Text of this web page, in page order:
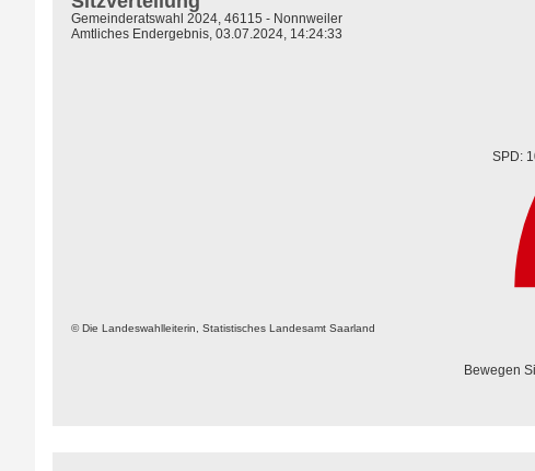
SPD:
© Die Landeswahlleiterin, Statistisches Landesamt Saarland
Gemeinderatswahl 2024, 46115 - Nonnweiler
Amtliches Endergebnis, 03.07.2024, 14:24:33
Bewegen